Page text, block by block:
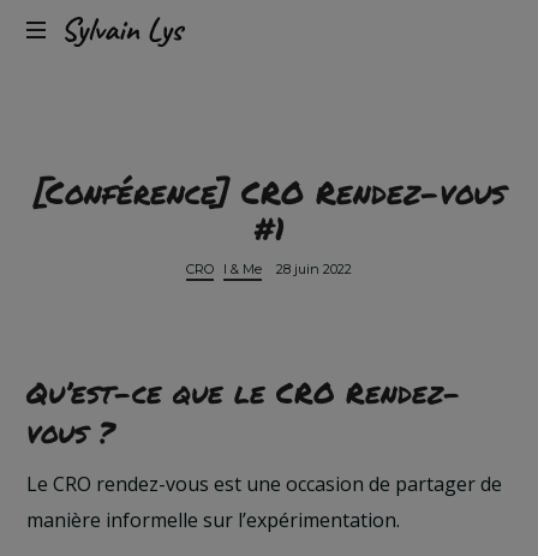
Sylvain
Expérience
client
[Conférence] CRO Rendez-vous
#1
CRO I & Me 28 juin 2022
Qu’est-ce que le CRO Rendez-
vous ?
Le CRO rendez-vous est une occasion de partager de
manière informelle sur l’expérimentation.